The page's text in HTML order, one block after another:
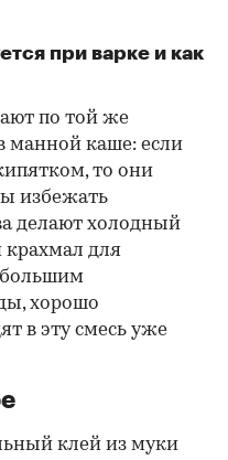
при варке и как
по той же
манной каше: если
то они
избежать
делают холодный
крахмал для
хорошо
в эту смесь уже
клей из муки